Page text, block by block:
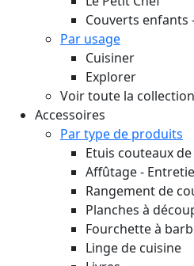
Couverts enfants
Par usage
Cuisiner
Explorer
Voir toute la collection
Accessoires
Par type de produits
Etuis couteaux
Affûtage -
Rangement de
Planches à
Fourchette à
Linge de cuisine